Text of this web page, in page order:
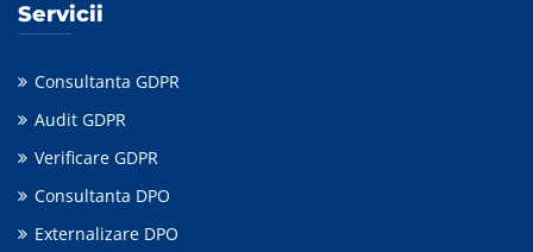
Servicii
Consultanta GDPR
Audit GDPR
Verificare GDPR
Consultanta DPO
Externalizare DPO